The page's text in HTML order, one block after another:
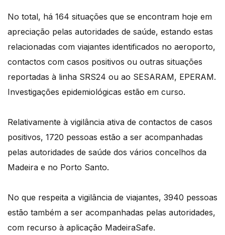
No total, há 164 situações que se encontram hoje em
apreciação pelas autoridades de saúde, estando estas
relacionadas com viajantes identificados no aeroporto,
contactos com casos positivos ou outras situações
reportadas à linha SRS24 ou ao SESARAM, EPERAM.
Investigações epidemiológicas estão em curso.
Relativamente à vigilância ativa de contactos de casos
positivos, 1720 pessoas estão a ser acompanhadas
pelas autoridades de saúde dos vários concelhos da
Madeira e no Porto Santo.
No que respeita a vigilância de viajantes, 3940 pessoas
estão também a ser acompanhadas pelas autoridades,
com recurso à aplicação MadeiraSafe.